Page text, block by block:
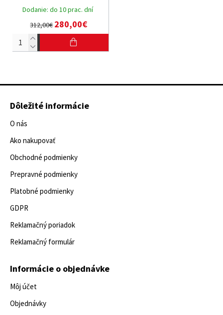
Dodanie: do 10 prac. dní
312,00€280,00€
Dôležité informácie
O nás
Ako nakupovať
Obchodné podmienky
Prepravné podmienky
Platobné podmienky
GDPR
Reklamačný poriadok
Reklamačný formulár
Informácie o objednávke
Môj účet
Objednávky